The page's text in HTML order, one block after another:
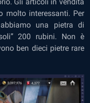
molto interessanti. Per
una pietra di
200 rubini. Non è
ben dieci pietre rare